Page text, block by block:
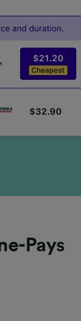
Pays